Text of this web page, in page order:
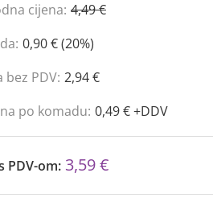
cijena: 4,49 €
0,90 € (20%)
bez PDV: 2,94 €
po komadu: 0,49 € +DDV
PDV-om: 3,59 €